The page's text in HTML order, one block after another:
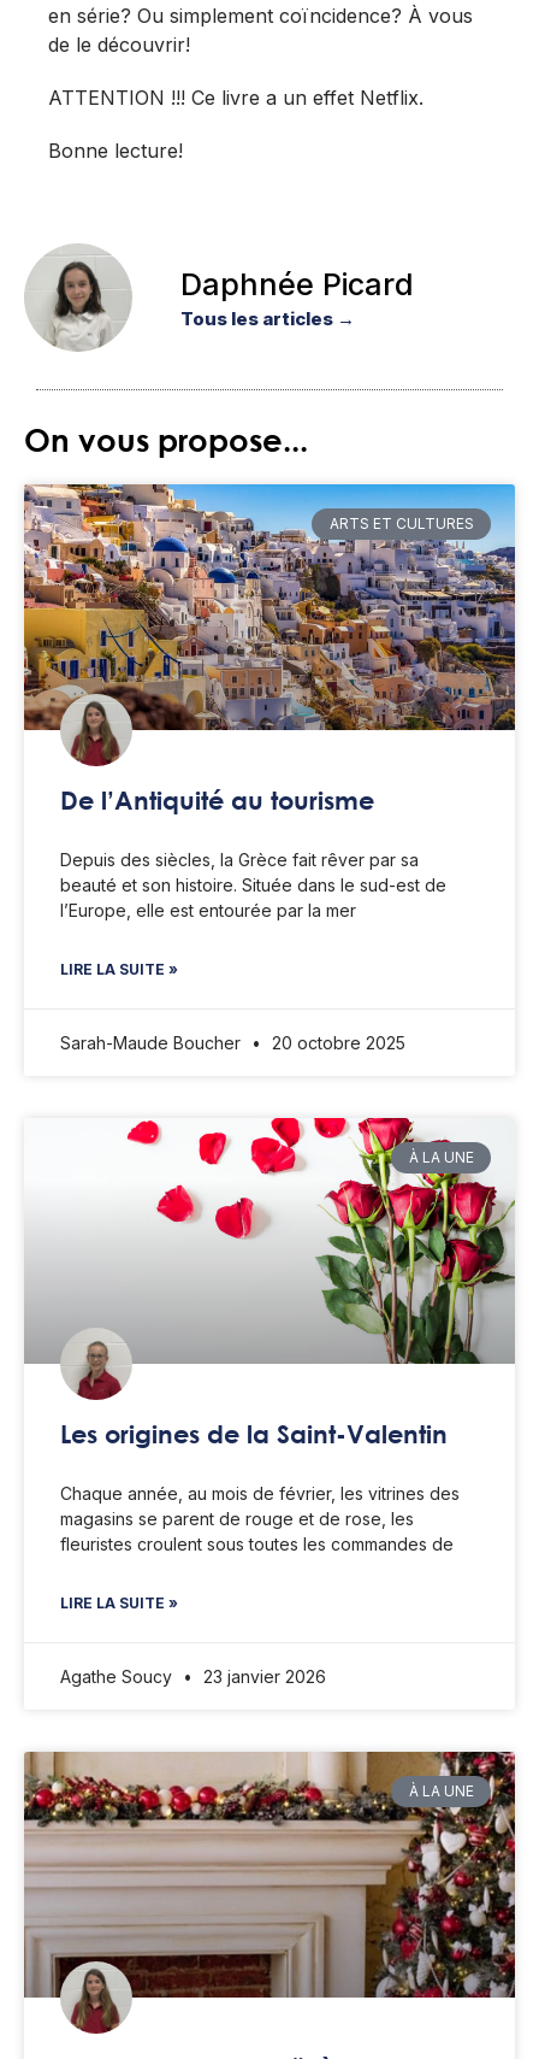
en série? Ou simplement coïncidence? À vous
de le découvrir!
ATTENTION !!! Ce livre a un effet Netflix.
Bonne lecture!
Daphnée Picard
Tous les articles →
On vous propose...
ARTS ET CULTURES
De l’Antiquité au tourisme
Depuis des siècles, la Grèce fait rêver par sa
beauté et son histoire. Située dans le sud-est de
l’Europe, elle est entourée par la mer
LIRE LA SUITE »
Sarah-Maude Boucher 20 octobre 2025
À LA UNE
Les origines de la Saint-Valentin
Chaque année, au mois de février, les vitrines des
magasins se parent de rouge et de rose, les
fleuristes croulent sous toutes les commandes de
LIRE LA SUITE »
Agathe Soucy 23 janvier 2026
À LA UNE